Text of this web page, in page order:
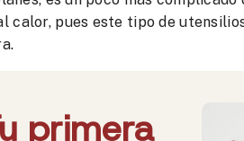
calor, pues este tipo de
o el asa.